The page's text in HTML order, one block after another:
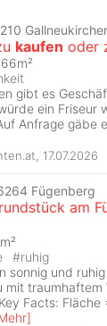
kaufen oder
gibt es
ein Friseur
Anfrage gäbe
17.07.2026
Fügenberg
am
#ruhig
sonnig und
mit
Facts:
]